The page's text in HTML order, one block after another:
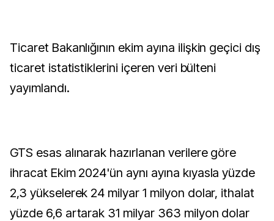
Ticaret Bakanlığının ekim ayına ilişkin geçici dış
ticaret istatistiklerini içeren veri bülteni
yayımlandı.
GTS esas alınarak hazırlanan verilere göre
ihracat Ekim 2024'ün aynı ayına kıyasla yüzde
2,3 yükselerek 24 milyar 1 milyon dolar, ithalat
yüzde 6,6 artarak 31 milyar 363 milyon dolar